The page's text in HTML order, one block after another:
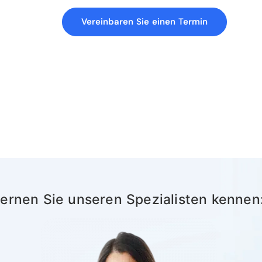
Vereinbaren Sie einen Termin
Sie unseren Spezialisten